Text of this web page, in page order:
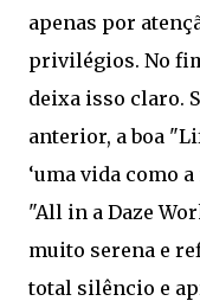
apenas por
privilégios. No
deixa isso claro.
anterior, a boa
‘uma vida como
"All in a Daze
muito serena e
total silêncio e